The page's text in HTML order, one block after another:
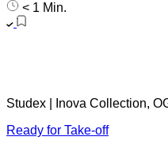
< 1 Min.
Studex | Inova Collection,
Ready for Take-off